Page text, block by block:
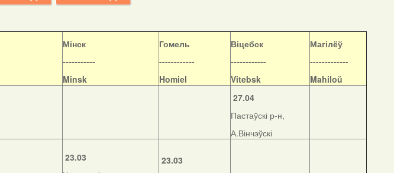
Мінск
-----------
Minsk
Гомель
------------
Homiel
Віцебск
------------
Vitebsk
Магілёў
-------------
Mahiloŭ
27.04
Пастаўскі р-н,
А.Вінчэўскі
23.03
23.03